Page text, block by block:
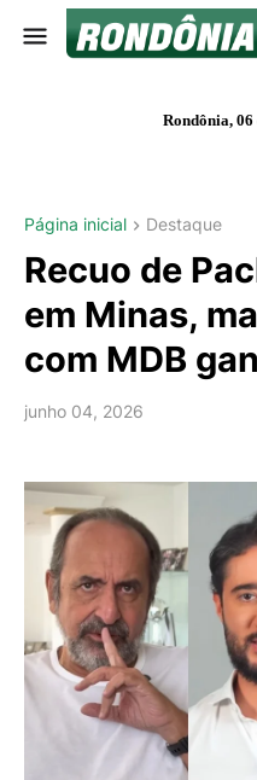
Rondônia, 06
Página inicial Destaque
Recuo de
em Minas,
com MDB
junho 04, 2026